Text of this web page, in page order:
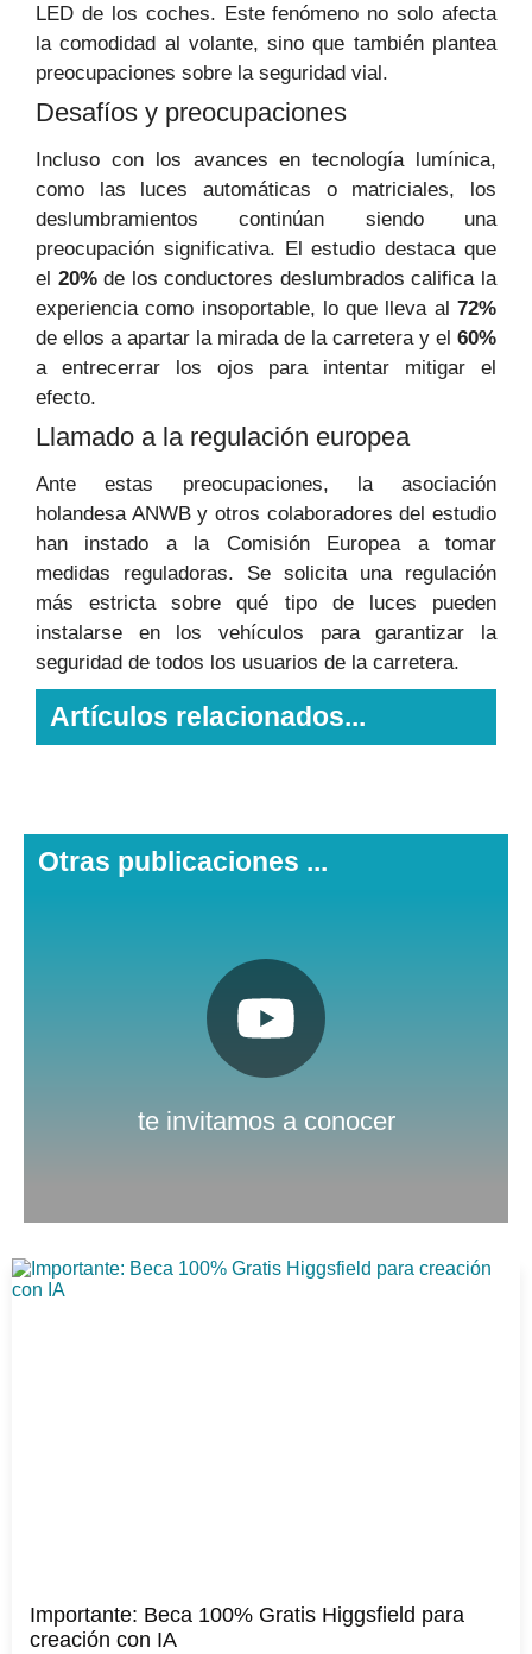
LED de los coches. Este fenómeno no solo afecta
la comodidad al volante, sino que también plantea
preocupaciones sobre la seguridad vial.
Desafíos y preocupaciones
Incluso con los avances en tecnología lumínica,
como las luces automáticas o matriciales, los
deslumbramientos continúan siendo una
preocupación significativa. El estudio destaca que
el 20%de los conductores deslumbrados califica la
experiencia como insoportable, lo que lleva al 72%
de ellos a apartar la mirada de la carretera y el 60%
a entrecerrar los ojos para intentar mitigar el
efecto.
Llamado a la regulación europea
Ante estas preocupaciones, la asociación
holandesa ANWB y otros colaboradores del estudio
han instado a la Comisión Europea a tomar
medidas reguladoras. Se solicita una regulación
más estricta sobre qué tipo de luces pueden
instalarse en los vehículos para garantizar la
seguridad de todos los usuarios de la carretera.
Artículos relacionados...
Otras publicaciones ...
te invitamos a conocer
Pulsa aquí
Importante: Beca 100% Gratis Higgsfield para
creación con IA